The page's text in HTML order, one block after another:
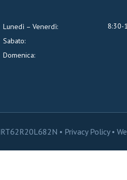
Lunedì – Venerdì:
8:30-
Sabato:
Domenica:
• Privacy Policy•